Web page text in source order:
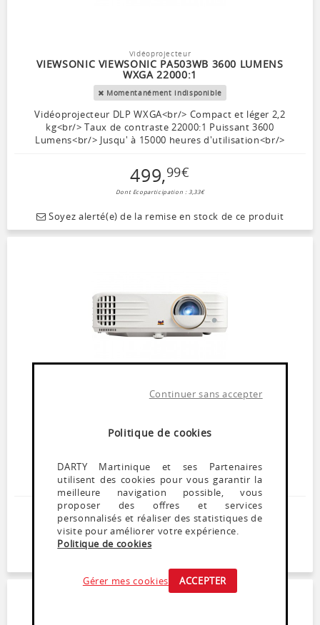
Vidéoprojecteur
VIEWSONIC VIEWSONIC PA503WB 3600 LUMENS
WXGA 22000:1
Momentanément indisponible
Vidéoprojecteur DLP WXGA<br/> Compact et léger 2,2
kg<br/> Taux de contraste 22000:1 Puissant 3600
Lumens<br/> Jusqu' à 15000 heures d'utilisation<br/>
499,99€
Dont Ecoparticipation : 3,33€
Soyez alerté(e) de la remise en stock de ce produit
Momentanément indisponible
p<br/> 4000 Lumens ANSI Contraste 12 000:1<br/> 2
HDMI 1 USB<br/> Haut-parleur 10 Watts<br/>
1 229,99€
Dont Ecoparticipation : 3,33€
Politique de cookies
Continuer sans accepter
DARTY Martinique et ses Partenaires
utilisent des cookies pour vous garantir la
meilleure navigation possible, vous
proposer des offres et services
personnalisés et réaliser des statistiques de
visite pour améliorer votre expérience.
Politique de cookies
Gérer mes cookies ACCEPTER